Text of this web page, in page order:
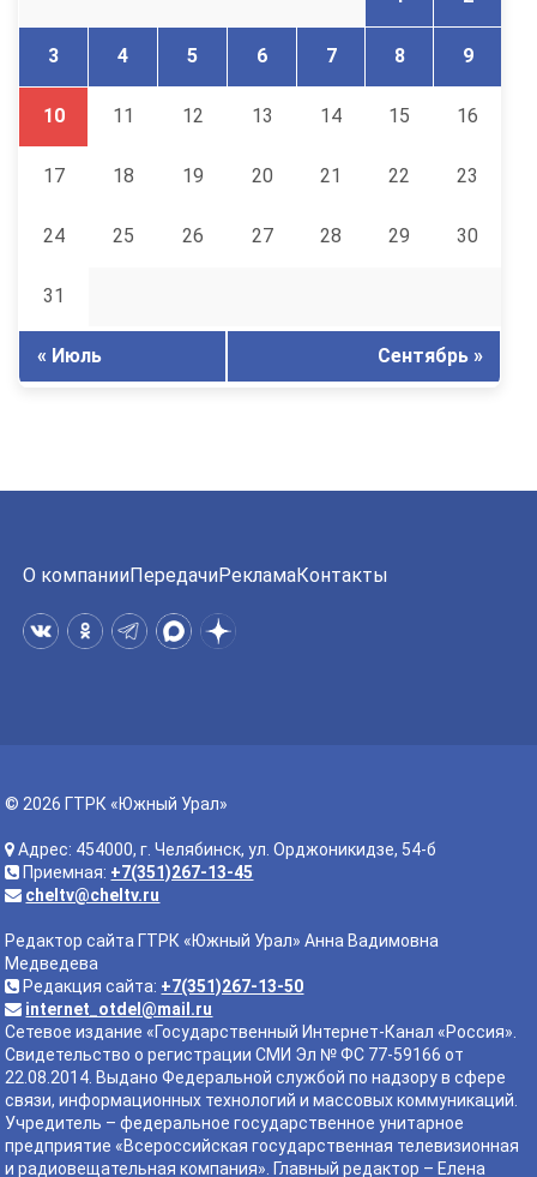
3 4 5 6 7 8 9
10 11 12 13 14 15 16
17 18 19 20 21 22 23
24 25 26 27 28 29 30
31
« Июль Сентябрь »
О компанииПередачиРекламаКонтакты
© 2026 ГТРК «Южный Урал»
Адрес: 454000, г. Челябинск, ул. Орджоникидзе, 54-б
Приемная: +7(351)267-13-45
cheltv@cheltv.ru
Редактор сайта ГТРК «Южный Урал» Анна Вадимовна
Медведева
Редакция сайта: +7(351)267-13-50
internet_otdel@mail.ru
Сетевое издание «Государственный Интернет-Канал «Россия».
Свидетельство о регистрации СМИ Эл № ФС 77-59166 от
22.08.2014. Выдано Федеральной службой по надзору в сфере
связи, информационных технологий и массовых коммуникаций.
Учредитель – федеральное государственное унитарное
предприятие «Всероссийская государственная телевизионная
и радиовещательная компания». Главный редактор – Елена